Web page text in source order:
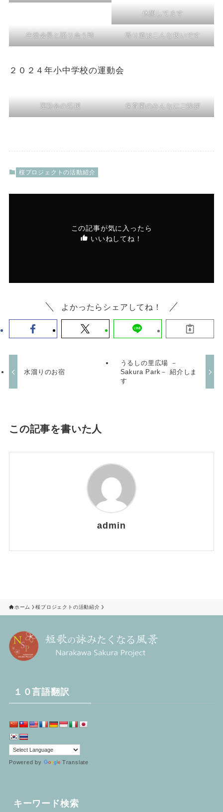
休憩してます
生徒会長と語り合う時 帰り道はこんな扱いです
２０２４年小中学校の運動会
運動会の応援 保育園のみんなにご挨拶
桜プロジェクトの活動紹介
この記事が気に入ったら
いいねしてね！
よかったらシェアしてね！
水溜りのお宿
うるしの里広場 －
Sakura Park－ 紹介しま
す
この記事を書いた人
admin
ホーム 桜プロジェクトの活動紹介
１０言語翻訳
Powered by Translate
キーワード検索